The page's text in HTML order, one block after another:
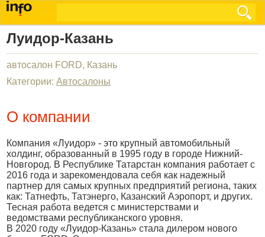
Луидор-Казань
автосалон FORD, Казань
Категории: Автосалоны
О компании
Компания «Луидор» - это крупный автомобильный
холдинг, образованный в 1995 году в городе Нижний-
Новгород. В Республике Татарстан компания работает с
2016 года и зарекомендовала себя как надежный
партнер для самых крупных предприятий региона, таких
как: Татнефть, Татэнерго, Казанский Аэропорт, и других.
Тесная работа ведется с министерствами и
ведомствами республиканского уровня.
В 2020 году «Луидор-Казань» стала дилером нового